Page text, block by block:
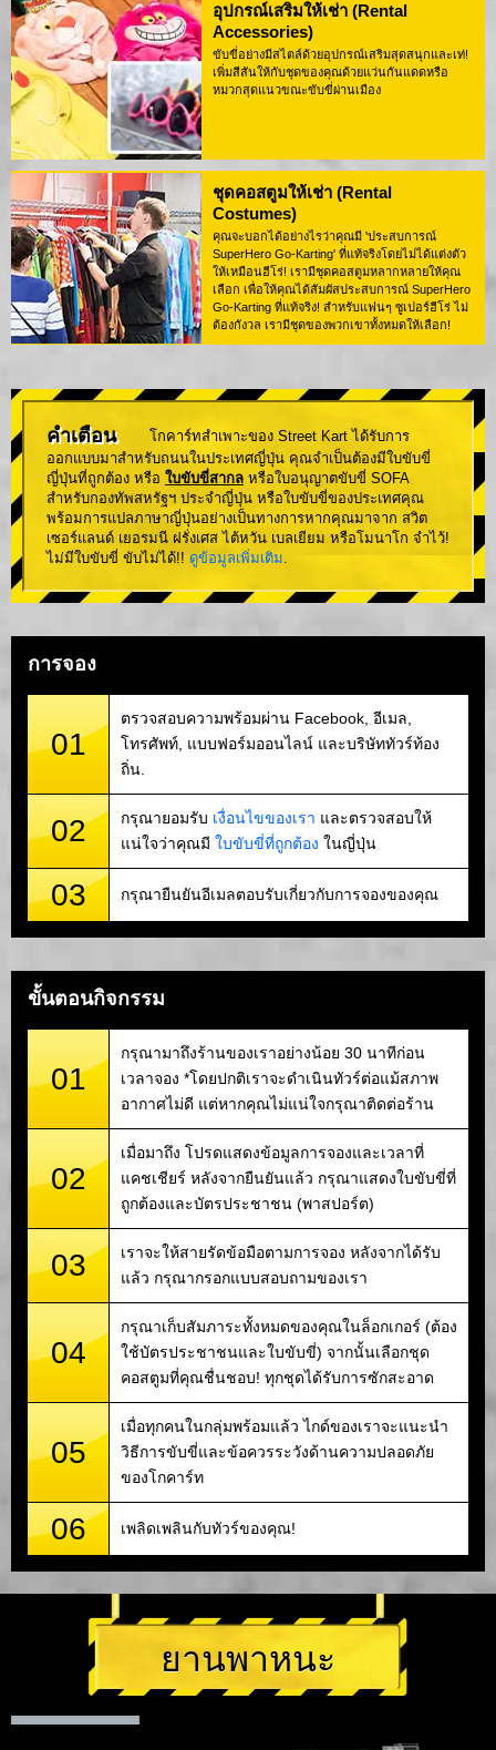
อุปกรณ์เสริมให้เช่า (Rental
Accessories)
ขับขี่อย่างมีสไตล์ด้วยอุปกรณ์เสริมสุดสนุกและเท่!
เพิ่มสีสันให้กับชุดของคุณด้วยแว่นกันแดดหรือ
หมวกสุดแนวขณะขับขี่ผ่านเมือง
ชุดคอสตูมให้เช่า (Rental
Costumes)
คุณจะบอกได้อย่างไรว่าคุณมี 'ประสบการณ์
SuperHero Go-Karting' ที่แท้จริงโดยไม่ได้แต่งตัว
ให้เหมือนฮีโร่! เรามีชุดคอสตูมหลากหลายให้คุณ
เลือก เพื่อให้คุณได้สัมผัสประสบการณ์ SuperHero
Go-Karting ที่แท้จริง! สำหรับแฟนๆ ซูเปอร์ฮีโร่ ไม่
ต้องกังวล เรามีชุดของพวกเขาทั้งหมดให้เลือก!
คำเตือน
โกคาร์ทสำเพาะของ Street Kart ได้รับการ
ออกแบบมาสำหรับถนนในประเทศญี่ปุ่น คุณจำเป็นต้องมีใบขับขี่
ญี่ปุ่นที่ถูกต้อง หรือ ใบขับขี่สากล หรือใบอนุญาตขับขี่ SOFA
สำหรับกองทัพสหรัฐฯ ประจำญี่ปุ่น หรือใบขับขี่ของประเทศคุณ
พร้อมการแปลภาษาญี่ปุ่นอย่างเป็นทางการหากคุณมาจาก สวิต
เซอร์แลนด์ เยอรมนี ฝรั่งเศส ไต้หวัน เบลเยียม หรือโมนาโก จำไว้!
ไม่มีใบขับขี่ ขับไม่ได้!! ดูข้อมูลเพิ่มเติม.
การจอง
01
ตรวจสอบความพร้อมผ่าน Facebook, อีเมล,
โทรศัพท์, แบบฟอร์มออนไลน์ และบริษัททัวร์ท้อง
ถิ่น.
02 กรุณายอมรับ เงื่อนไขของเรา และตรวจสอบให้
แน่ใจว่าคุณมี ใบขับขี่ที่ถูกต้อง ในญี่ปุ่น
03 กรุณายืนยันอีเมลตอบรับเกี่ยวกับการจองของคุณ
ขั้นตอนกิจกรรม
01
กรุณามาถึงร้านของเราอย่างน้อย 30 นาทีก่อน
เวลาจอง *โดยปกติเราจะดำเนินทัวร์ต่อแม้สภาพ
อากาศไม่ดี แต่หากคุณไม่แน่ใจกรุณาติดต่อร้าน
02
เมื่อมาถึง โปรดแสดงข้อมูลการจองและเวลาที่
แคชเชียร์ หลังจากยืนยันแล้ว กรุณาแสดงใบขับขี่ที่
ถูกต้องและบัตรประชาชน (พาสปอร์ต)
03
เราจะให้สายรัดข้อมือตามการจอง หลังจากได้รับ
แล้ว กรุณากรอกแบบสอบถามของเรา
04
กรุณาเก็บสัมภาระทั้งหมดของคุณในล็อกเกอร์ (ต้อง
ใช้บัตรประชาชนและใบขับขี่) จากนั้นเลือกชุด
คอสตูมที่คุณชื่นชอบ! ทุกชุดได้รับการซักสะอาด
05
เมื่อทุกคนในกลุ่มพร้อมแล้ว ไกด์ของเราจะแนะนำ
วิธีการขับขี่และข้อควรระวังด้านความปลอดภัย
ของโกคาร์ท
06 เพลิดเพลินกับทัวร์ของคุณ!
ยานพาหนะ